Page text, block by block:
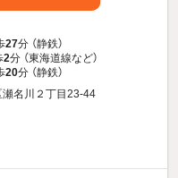
27分 （静鉄）
2分 （東海道線など）
20分 （静鉄）
名川２丁目23-44